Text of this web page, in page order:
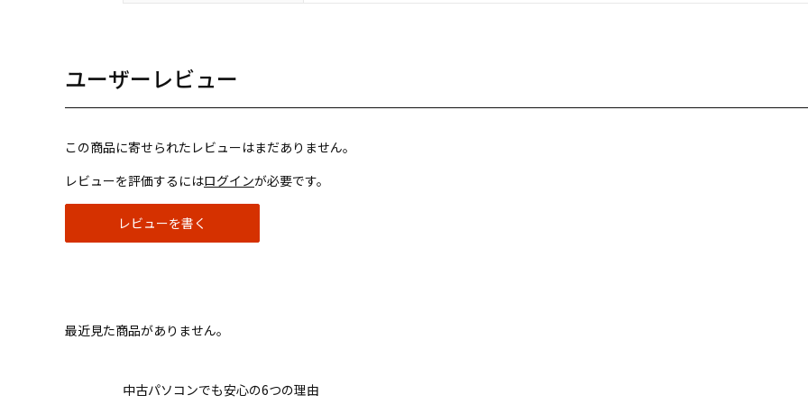
ユーザーレビュー
この商品に寄せられたレビューはまだありません。
レビューを評価するにはログインが必要です。
レビューを書く
最近見た商品がありません。
中古パソコンでも安心の6つの理由